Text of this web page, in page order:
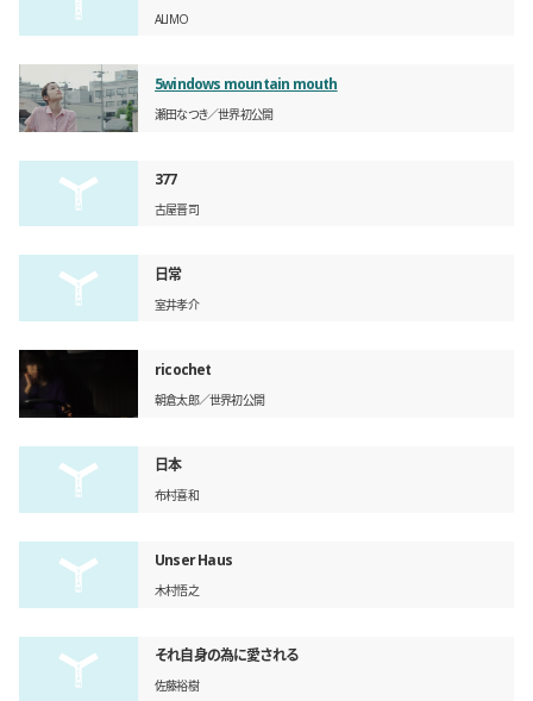
ALIMO
5windows mountain mouth
瀬田なつき 世界初公開
377
古屋晋司
日常
室井孝介
ricochet
朝倉太郎 世界初公開
日本
布村喜和
Unser Haus
木村悟之
それ自身の為に愛される
佐藤裕樹